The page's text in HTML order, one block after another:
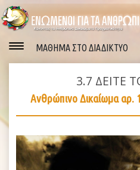
ΜΑΘΗΜΑ ΣΤΟ ΔΙΑΔΙΚΤΥΟ
3.7 ΔΕΙΤΕ
Ανθρώπινο Δικαίωμα αρ.